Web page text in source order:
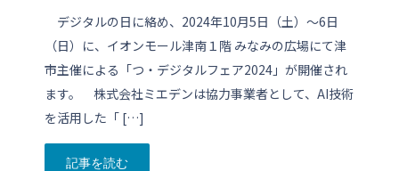
デジタルの日に絡め、2024年10月5日（土）〜6日
（日）に、イオンモール津南１階 みなみの広場にて津
市主催による「つ・デジタルフェア2024」が開催され
ます。 株式会社ミエデンは協力事業者として、AI技術
を活用した「 […]
記事を読む